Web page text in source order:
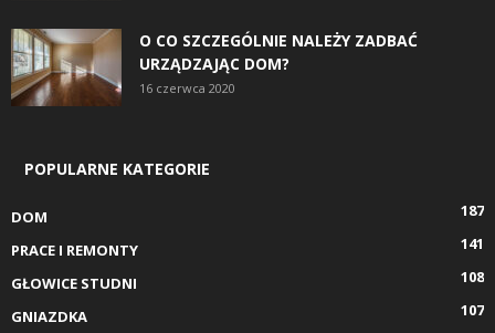
O CO SZCZEGÓLNIE NALEŻY ZADBAĆ
URZĄDZAJĄC DOM?
16 czerwca 2020
POPULARNE KATEGORIE
DOM
187
PRACE I REMONTY
141
GŁOWICE STUDNI
108
GNIAZDKA
107